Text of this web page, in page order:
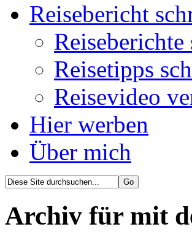
Reisebericht
Reiseberichte
Reisetipps
Reisevideo
Hier werben
Über mich
Archiv für mit